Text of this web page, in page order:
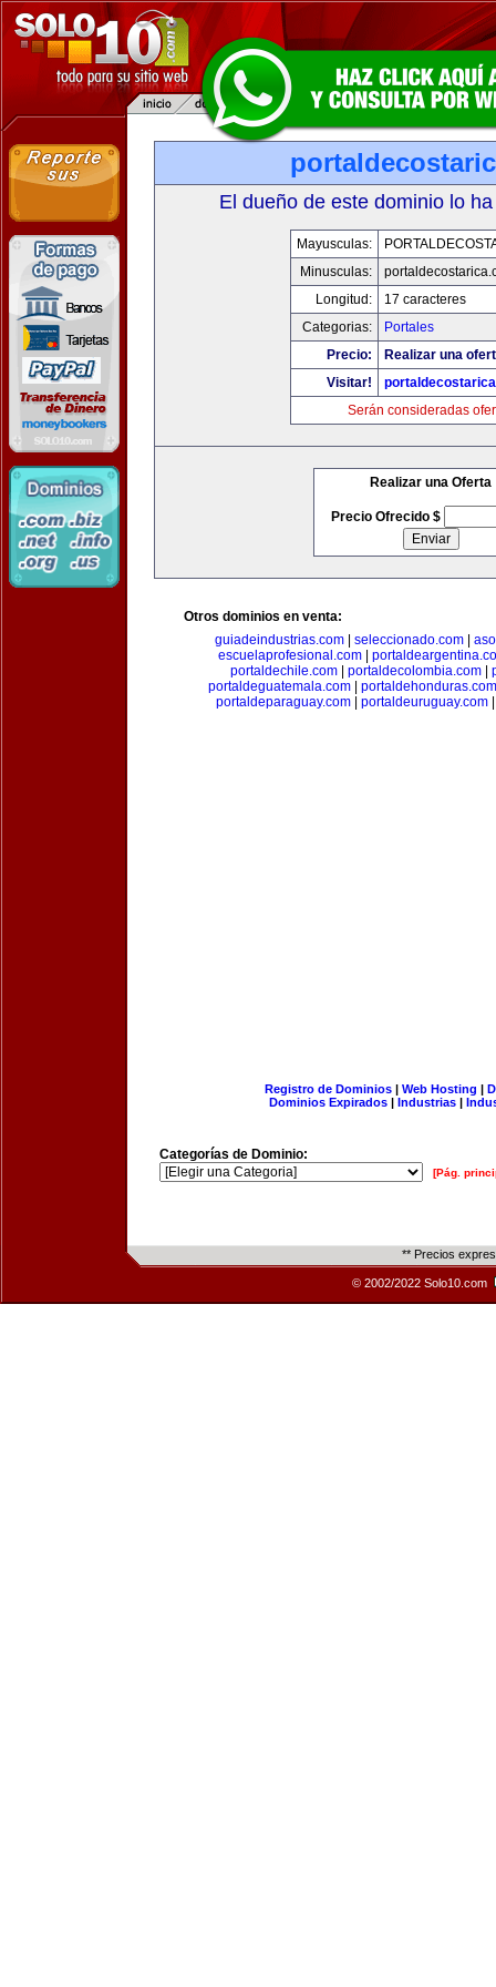
El dueño de este dominio lo
Mayusculas:
Minusculas:
Longitud:
17 caracteres
Categorias:
Portales
Precio:
Realizar una
Visitar!
Serán consideradas
Realizar una Oferta
Precio Ofrecido $
Otros dominios en venta:
guiadeindustrias.com
seleccionado.com
escuelaprofesional.com
portaldechile.com
portaldecolombia.com
portaldeguatemala.com
portaldehonduras.com
portaldeparaguay.com| portaldeuruguay.com
Registro de Dominios| Web Hosting |
Dominios Expirados | Industrias |
Categorías de Dominio:
[Pág.
** Precios
© 2002/2022 Solo10.com